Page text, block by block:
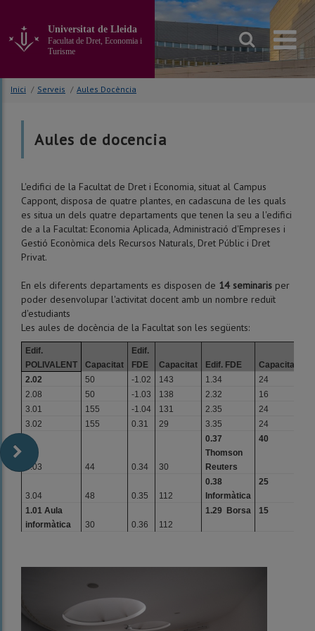
contingut
principal
la
pàgina
Universitat de Lleida
Facultat de Dret, Economia i
Turisme
Inici / Serveis / Aules Docència
Aules de docencia
L'edifici de la Facultat de Dret i Economia, situat al Campus
Cappont, disposa de quatre plantes, en cadascuna de les quals
es situa un dels quatre departaments que tenen la seu a l'edifici
de a la Facultat: Economia Aplicada, Administració d'Empreses i
Gestió Econòmica dels Recursos Naturals, Dret Públic i Dret
Privat.
En els diferents departaments es disposen de 14 seminaris per
poder desenvolupar l'activitat docent amb un nombre reduït
d'estudiants
Les aules de docència de la Facultat son les següents:
Edif.
POLIVALENT
Capacitat
Edif.
FDE
Capacitat Edif. FDE
Capacitat
2.02
50 -1.02 143 1.34
24
2.08
50 -1.03 138 2.32
16
3.01
155 -1.04 131 2.35
24
3.02
155 0.31 29 3.35 24
3.03 44 0.34 30
0.37
Thomson
Reuters
40
3.04 48 0.35 112
0.38
Informàtica
25
1.01 Aula
informàtica
30 0.36 112
1.29 Borsa 15